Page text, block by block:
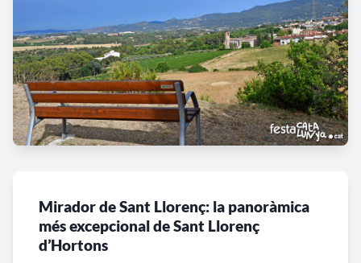
Mirador de Sant Llorenç: la panoràmica
més excepcional de Sant Llorenç
d’Hortons